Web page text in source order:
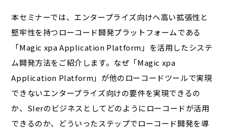
本セミナーでは、エンタープライズ向けへ高い拡張性と
堅牢性を持つローコード開発プラットフォームである
「Magic xpa Application Platform」を活用したシステ
ム開発方法をご紹介します。なぜ「Magic xpa
Application Platform」が他のローコードツールで実現
できないエンタープライズ向けの要件を実現できるの
か、SIerのビジネスとしてどのようにローコードが活用
できるのか、どういったステップでローコード開発を導